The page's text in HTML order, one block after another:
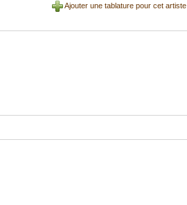
Ajouter une tablature pour cet artiste